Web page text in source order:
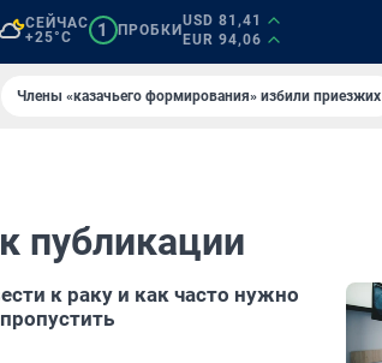
СЕЙЧАС
+25°C
1 ПРОБКИ
USD 81,41
EUR 94,06
Члены «казачьего формирования» избили приезжих
публикации
к раку и как часто нужно